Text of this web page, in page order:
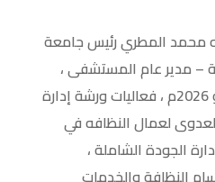
محمد المطري رئيس جامعة
– مدير عام المستشفى ،
صباح اليوم الإثنين: 22 يونيو 2026م ، فعاليات ورشة إدارة
لعمال النظافه في
الجودة الشاملة ،
النظافة والخدمات